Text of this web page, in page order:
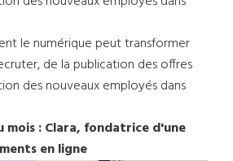
le numérique peut transformer
de la publication des offres
des nouveaux employés dans
mois : Clara, fondatrice d'une
en ligne